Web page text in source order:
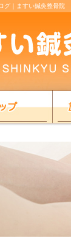
グ｜ますい鍼灸整骨院